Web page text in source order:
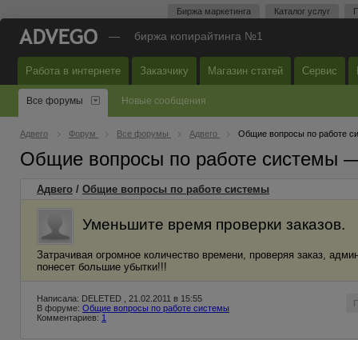
Биржа маркетинга Каталог услуг
— биржа копирайтинга №1
Работа в интернете Заказчику Магазин статей Сервис
Все форумы Новые сообщения
Адвего Форум Все форумы Адвего Общие вопросы по работе
Общие вопросы по работе системы
Адвего / Общие вопросы по работе системы
Уменьшите время проверки заказов.
Затрачивая огромное количество времени, проверяя заказ,
понесет большие убытки!!!
Написала: DELETED , 21.02.2011 в 15:55
В форуме: Общие вопросы по работе системы
Комментариев: 1